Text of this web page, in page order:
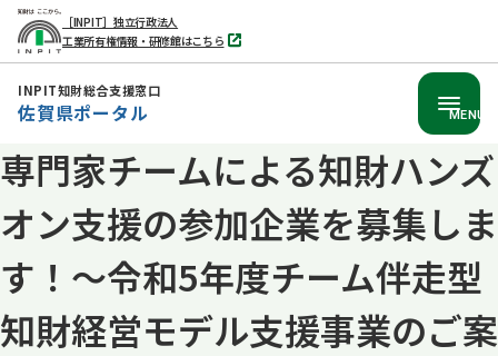
本
文
へ
動
［INPIT］独立行政法人
工業所有権情報・研修館はこちら
別
タ
INPIT知財総合支援窓口
佐賀県ポータル MENU
専門家チームによる知財ハンズ
オン支援の参加企業を募集しま
す！～令和5年度チーム伴走型
知財経営モデル支援事業のご案